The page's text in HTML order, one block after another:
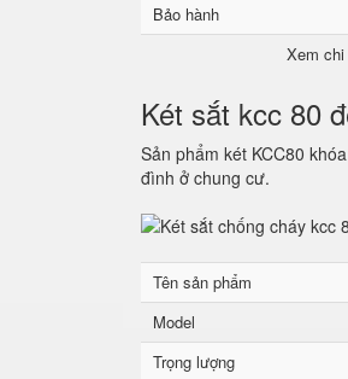
Bảo hành
Xem
Két sắt kcc 80
Sản phẩm két KCC80
đình ở chung cư.
Tên sản phẩm
Model
Trọng lượng